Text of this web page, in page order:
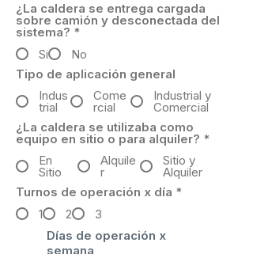
¿La caldera se entrega cargada
sobre camión y desconectada del
sistema? *
Si
No
Tipo de aplicación general
Indus
trial
Come
rcial
Industrial y
Comercial
¿La caldera se utilizaba como
equipo en sitio o para alquiler? *
En
Sitio
Alquile
r
Sitio y
Alquiler
Turnos de operación x día *
1
2
3
Días de operación x
semana